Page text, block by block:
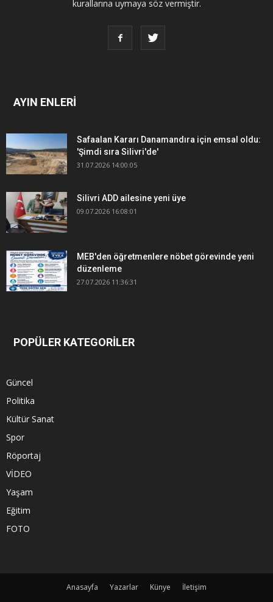
kurallarına uymaya söz vermiştir.
AYIN ENLERİ
Safaalan Kararı Danamandıra için emsal oldu:
'Şimdi sıra Silivri'de'
31.07.2026 14:00:05
Silivri ADD ailesine yeni üye
09.07.2026 16:08:01
MEB'den öğretmenlere nöbet görevinde yeni
düzenleme
27.07.2026 11:36:31
POPÜLER KATEGORİLER
Güncel
Politika
Kültür Sanat
Spor
Röportaj
VİDEO
Yaşam
Eğitim
FOTO
Anasayfa Yazarlar Künye
İletişim